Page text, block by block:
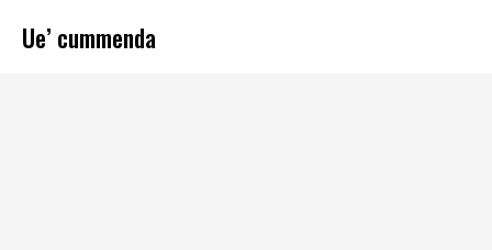
Ue’ cummenda